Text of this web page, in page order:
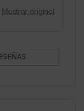
parte de
Mostrar original